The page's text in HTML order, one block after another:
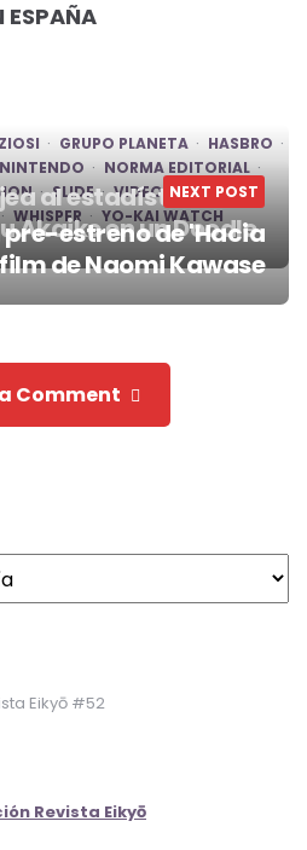
ESPAÑA
GRUPO PLANETA
HASBRO
NINTENDO
NORMA EDITORIAL
SLIDE
VIDEO JUEGOS
WHISPER YO-KAI WATCH
al estadístico
Akaike en un Doodle
NEXT POST
estreno de 'Hacia
de Naomi Kawase
Comment
Eikyō #52
Revista Eikyō